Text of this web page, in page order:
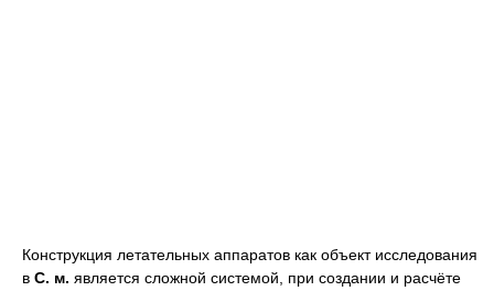
Конструкция летательных аппаратов как объект исследования
в С. м. является сложной системой, при создании и расчёте